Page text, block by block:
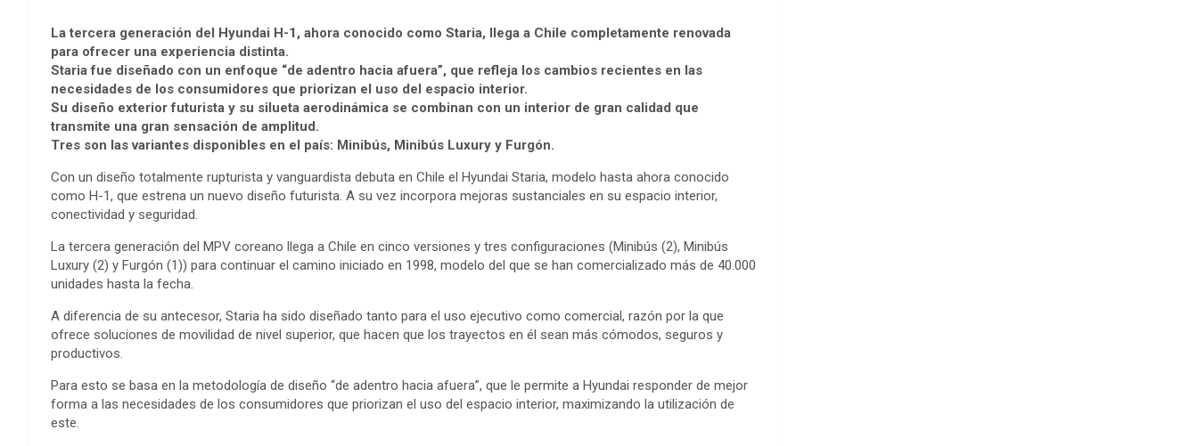
La tercera generación del Hyundai H-1, ahora conocido como Staria, llega a Chile completamente renovada
para ofrecer una experiencia distinta.
Staria fue diseñado con un enfoque “de adentro hacia afuera”, que refleja los cambios recientes en las
necesidades de los consumidores que priorizan el uso del espacio interior.
Su diseño exterior futurista y su silueta aerodinámica se combinan con un interior de gran calidad que
transmite una gran sensación de amplitud.
Tres son las variantes disponibles en el país: Minibús, Minibús Luxury y Furgón.
Con un diseño totalmente rupturista y vanguardista debuta en Chile el Hyundai Staria, modelo hasta ahora conocido
como H-1, que estrena un nuevo diseño futurista. A su vez incorpora mejoras sustanciales en su espacio interior,
conectividad y seguridad.
La tercera generación del MPV coreano llega a Chile en cinco versiones y tres configuraciones (Minibús (2), Minibús
Luxury (2) y Furgón (1)) para continuar el camino iniciado en 1998, modelo del que se han comercializado más de 40.000
unidades hasta la fecha.
A diferencia de su antecesor, Staria ha sido diseñado tanto para el uso ejecutivo como comercial, razón por la que
ofrece soluciones de movilidad de nivel superior, que hacen que los trayectos en él sean más cómodos, seguros y
productivos.
Para esto se basa en la metodología de diseño “de adentro hacia afuera”, que le permite a Hyundai responder de mejor
forma a las necesidades de los consumidores que priorizan el uso del espacio interior, maximizando la utilización de
este.